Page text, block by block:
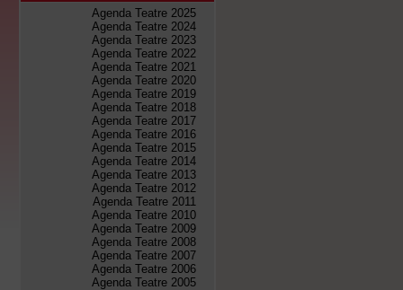
Agenda Teatre 2025
Agenda Teatre 2024
Agenda Teatre 2023
Agenda Teatre 2022
Agenda Teatre 2021
Agenda Teatre 2020
Agenda Teatre 2019
Agenda Teatre 2018
Agenda Teatre 2017
Agenda Teatre 2016
Agenda Teatre 2015
Agenda Teatre 2014
Agenda Teatre 2013
Agenda Teatre 2012
Agenda Teatre 2011
Agenda Teatre 2010
Agenda Teatre 2009
Agenda Teatre 2008
Agenda Teatre 2007
Agenda Teatre 2006
Agenda Teatre 2005